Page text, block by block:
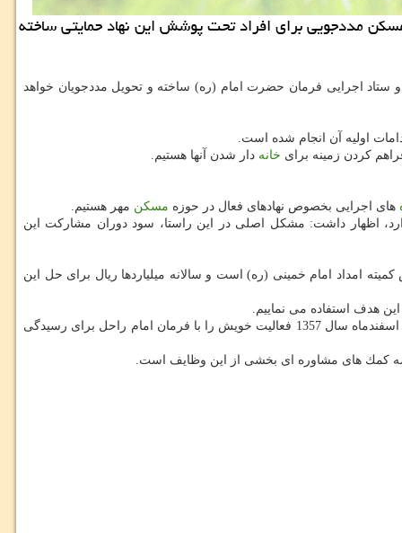
كمیته امداد امام خمینی (ره) آذربایجان غربی اظهار داشت: از ابتدای امسال، یك هزار و 311 واحد مسكن مددجویی برای افراد تحت پوشش این نهاد حمایتی ساخته
و ستاد اجرایی فرمان حضرت امام (ره) ساخته و تحویل مددجویان خواهد
اولیه آن انجام شده است.
كردن زمینه برای خانه دار شدن آنها هستیم.
های اجرایی بخصوص نهادهای فعال در حوزه مسكن مهر هستیم.
اظهار داشت: مشكل اصلی در این راستا، سود دوران مشاركت این
امداد امام خمینی (ره) است و سالانه میلیاردها ریال برای حل این
هدف استفاده می نماییم.
به گزارش مركز املاك به نقل از ایرنا 125هزار نفر تحت پوشش كمیته امداد امام خمینی (ره) آذربایجان غربی قرار دارد؛ كمیته امداد امام خمینی (ره) از اسفندماه سال 1357 فعالیت خویش را با فرمان امام راحل برای رسیدگی
كمك های مشاوره ای بخشی از این وظایف است.